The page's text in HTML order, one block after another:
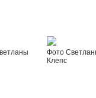
Фото
Клепс